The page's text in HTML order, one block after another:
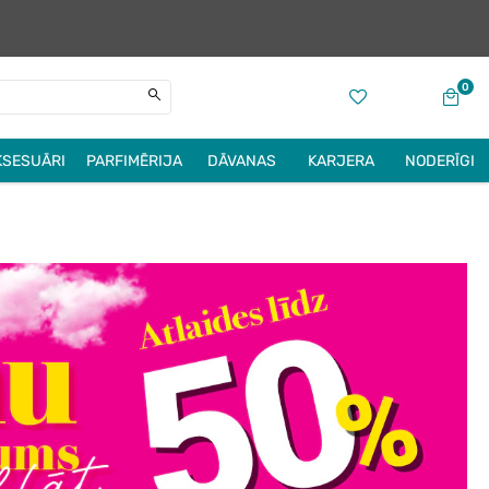
0
PARFIMĒRIJA DĀVANAS KARJERA NODERĪGI